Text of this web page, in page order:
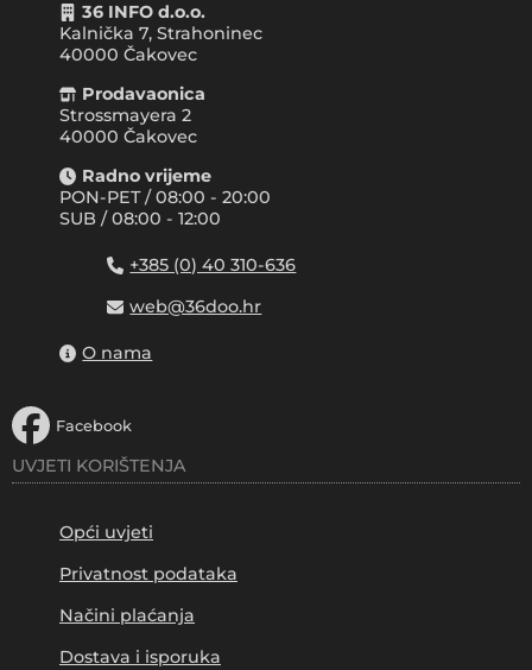
36 INFO d.o.o.
Kalnička 7, Strahoninec
40000 Čakovec
Prodavaonica
Strossmayera 2
40000 Čakovec
Radno vrijeme
PON-PET / 08:00 - 20:00
SUB / 08:00 - 12:00
+385 (0) 40 310-636
web@36doo.hr
O nama
Facebook
UVJETI KORIŠTENJA
Opći uvjeti
Privatnost podataka
Načini plaćanja
Dostava i isporuka